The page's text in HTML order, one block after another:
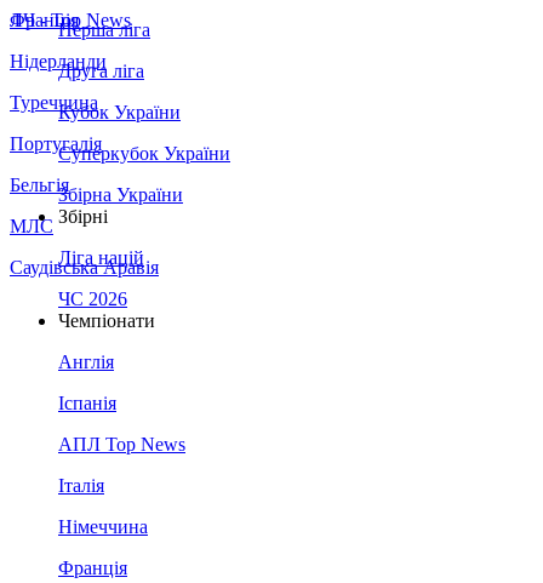
Франція
Нідерланди
Туреччина
Португалія
Бельгія
МЛС
Саудівська Аравія
ЛЧ - Top News
Перша ліга
Друга ліга
Кубок України
Суперкубок України
Збірна України
Збірні
Ліга націй
ЧС 2026
Чемпіонати
Англія
Іспанія
АПЛ Top News
Італія
Німеччина
Франція